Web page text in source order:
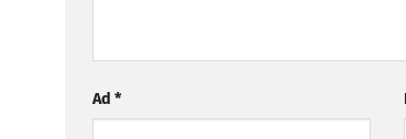
Ad *